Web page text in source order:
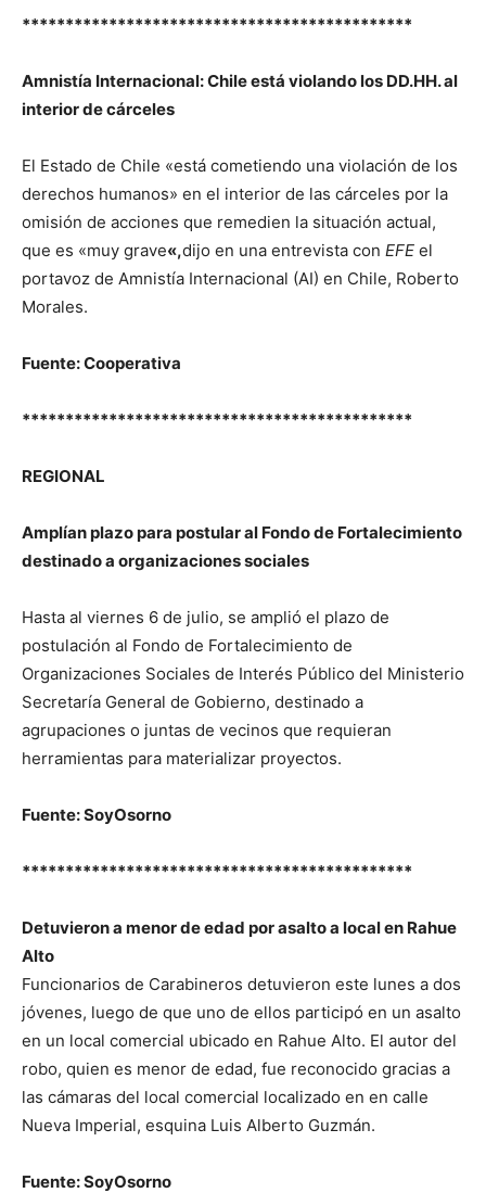
*********************************************
Amnistía Internacional: Chile está violando los DD.HH. al
interior de cárceles
El Estado de Chile «está cometiendo una violación de los
derechos humanos» en el interior de las cárceles por la
omisión de acciones que remedien la situación actual,
que es «muy grave«,dijo en una entrevista con EFE el
portavoz de Amnistía Internacional (AI) en Chile, Roberto
Morales.
Fuente: Cooperativa
*********************************************
REGIONAL
Amplían plazo para postular al Fondo de Fortalecimiento
destinado a organizaciones sociales
Hasta al viernes 6 de julio, se amplió el plazo de
postulación al Fondo de Fortalecimiento de
Organizaciones Sociales de Interés Público del Ministerio
Secretaría General de Gobierno, destinado a
agrupaciones o juntas de vecinos que requieran
herramientas para materializar proyectos.
Fuente: SoyOsorno
*********************************************
Detuvieron a menor de edad por asalto a local en Rahue
Alto
Funcionarios de Carabineros detuvieron este lunes a dos
jóvenes, luego de que uno de ellos participó en un asalto
en un local comercial ubicado en Rahue Alto. El autor del
robo, quien es menor de edad, fue reconocido gracias a
las cámaras del local comercial localizado en en calle
Nueva Imperial, esquina Luis Alberto Guzmán.
Fuente: SoyOsorno